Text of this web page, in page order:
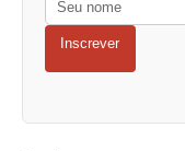
Inscrever